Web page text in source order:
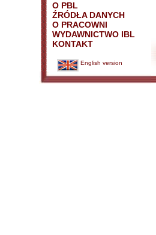
O PBL
ŹRÓDŁA DANYCH
O PRACOWNI
WYDAWNICTWO IBL
KONTAKT
English version